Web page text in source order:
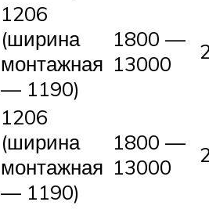
1206
(ширина
монтажная
— 1190)
1800 —
13000
1206
(ширина
монтажная
— 1190)
1800 —
13000